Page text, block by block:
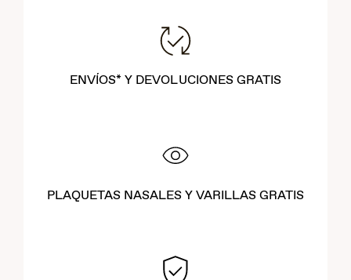
ENVÍOS* Y DEVOLUCIONES GRATIS
PLAQUETAS NASALES Y VARILLAS GRATIS